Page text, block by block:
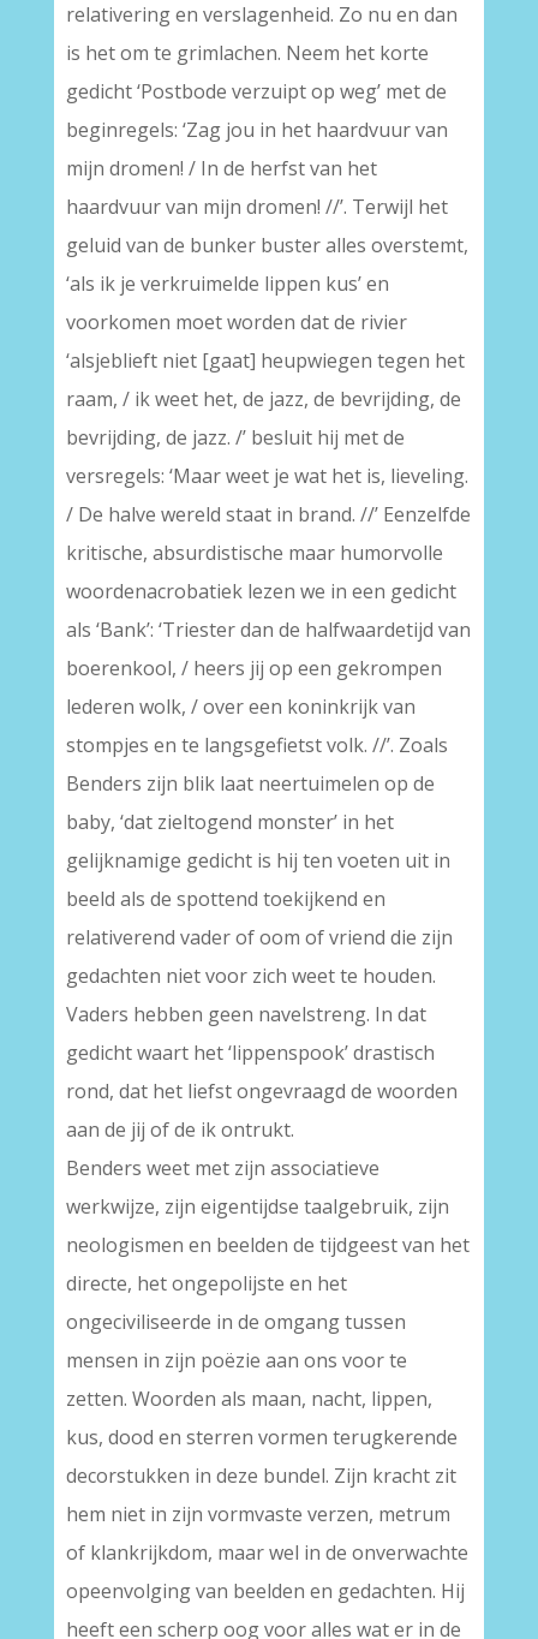
relativering en verslagenheid. Zo nu en dan
is het om te grimlachen. Neem het korte
gedicht ‘Postbode verzuipt op weg’ met de
beginregels: ‘Zag jou in het haardvuur van
mijn dromen! / In de herfst van het
haardvuur van mijn dromen! //’. Terwijl het
geluid van de bunker buster alles overstemt,
‘als ik je verkruimelde lippen kus’ en
voorkomen moet worden dat de rivier
‘alsjeblieft niet [gaat] heupwiegen tegen het
raam, / ik weet het, de jazz, de bevrijding, de
bevrijding, de jazz. /’ besluit hij met de
versregels: ‘Maar weet je wat het is, lieveling.
/ De halve wereld staat in brand. //’ Eenzelfde
kritische, absurdistische maar humorvolle
woordenacrobatiek lezen we in een gedicht
als ‘Bank’: ‘Triester dan de halfwaardetijd van
boerenkool, / heers jij op een gekrompen
lederen wolk, / over een koninkrijk van
stompjes en te langsgefietst volk. //’. Zoals
Benders zijn blik laat neertuimelen op de
baby, ‘dat zieltogend monster’ in het
gelijknamige gedicht is hij ten voeten uit in
beeld als de spottend toekijkend en
relativerend vader of oom of vriend die zijn
gedachten niet voor zich weet te houden.
Vaders hebben geen navelstreng. In dat
gedicht waart het ‘lippenspook’ drastisch
rond, dat het liefst ongevraagd de woorden
aan de jij of de ik ontrukt.
Benders weet met zijn associatieve
werkwijze, zijn eigentijdse taalgebruik, zijn
neologismen en beelden de tijdgeest van het
directe, het ongepolijste en het
ongeciviliseerde in de omgang tussen
mensen in zijn poëzie aan ons voor te
zetten. Woorden als maan, nacht, lippen,
kus, dood en sterren vormen terugkerende
decorstukken in deze bundel. Zijn kracht zit
hem niet in zijn vormvaste verzen, metrum
of klankrijkdom, maar wel in de onverwachte
opeenvolging van beelden en gedachten. Hij
heeft een scherp oog voor alles wat er in de